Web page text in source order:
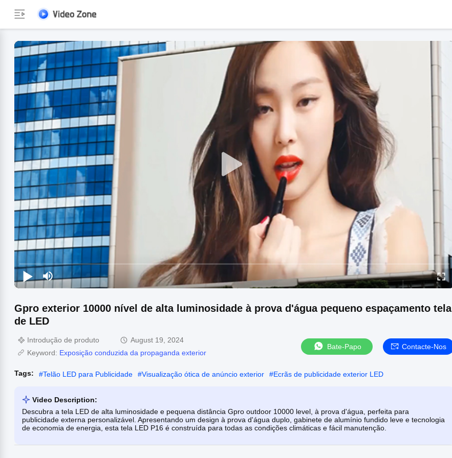
Gpro exterior 10000 nível de alta luminosidade à prova d'água pequeno espaçamento tela
de LED
Introdução de produto
August 19, 2024
Keyword: Exposição conduzida da propaganda exterior
Bate-Papo Contacte-Nos
Tags: #Telão LED para Publicidade #Visualização ótica de anúncio exterior #Ecrãs de publicidade exterior LED
Video Description:
Descubra a tela LED de alta luminosidade e pequena distância Gpro outdoor 10000 level, à prova d'água, perfeita para
publicidade externa personalizável. Apresentando um design à prova d'água duplo, gabinete de alumínio fundido leve e tecnologia
de economia de energia, esta tela LED P16 é construída para todas as condições climáticas e fácil manutenção.